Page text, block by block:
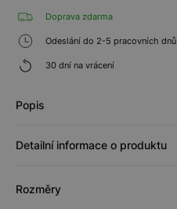
Doprava zdarma
Odeslání do 2-5 pracovních dnů
30 dní na vrácení
Popis
Detailní informace o produktu
Rozměry